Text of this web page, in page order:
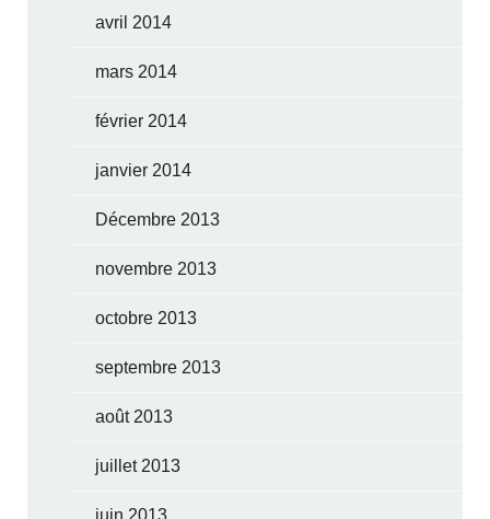
avril 2014
mars 2014
février 2014
janvier 2014
Décembre 2013
novembre 2013
octobre 2013
septembre 2013
août 2013
juillet 2013
juin 2013